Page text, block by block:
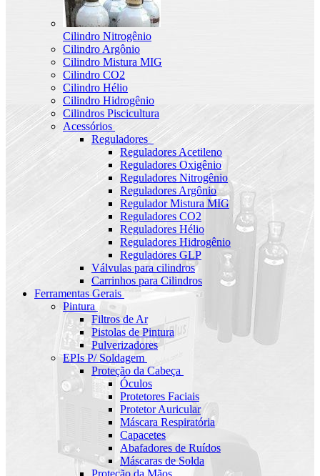
Cilindro Nitrogênio
Cilindro Argônio
Cilindro Mistura MIG
Cilindro CO2
Cilindro Hélio
Cilindro Hidrogênio
Cilindros Piscicultura
Acessórios
Reguladores
Reguladores Acetileno
Reguladores Oxigênio
Reguladores Nitrogênio
Reguladores Argônio
Regulador Mistura MIG
Reguladores CO2
Reguladores Hélio
Reguladores Hidrogênio
Reguladores GLP
Válvulas para cilindros
Carrinhos para Cilindros
Ferramentas Gerais
Pintura
Filtros de Ar
Pistolas de Pintura
Pulverizadores
EPIs P/ Soldagem
Proteção da Cabeça
Óculos
Protetores Faciais
Protetor Auricular
Máscara Respiratória
Capacetes
Abafadores de Ruídos
Máscaras de Solda